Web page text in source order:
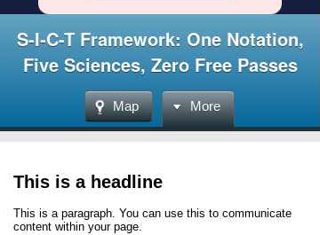
S-I-C-T Framework: One Notation,
Five Sciences, Zero Free Passes
Map More
This is a headline
This is a paragraph. You can use this to communicate
content within your page.